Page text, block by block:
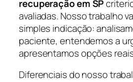
recuperação em SP
avaliadas. Nosso trabalho
simples indicação:
paciente, entendemos a
apresentamos opções
Diferenciais do nosso